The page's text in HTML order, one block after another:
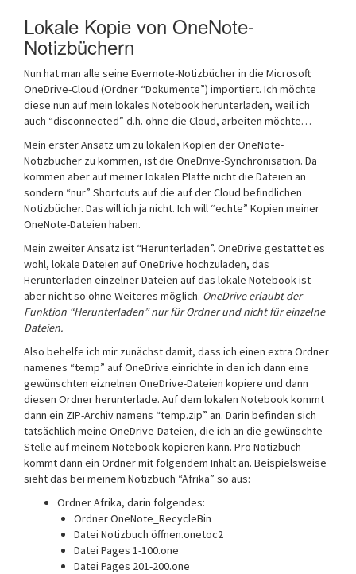
Lokale Kopie von OneNote-
Notizbüchern
Nun hat man alle seine Evernote-Notizbücher in die Microsoft
OneDrive-Cloud (Ordner “Dokumente”) importiert. Ich möchte
diese nun auf mein lokales Notebook herunterladen, weil ich
auch “disconnected” d.h. ohne die Cloud, arbeiten möchte…
Mein erster Ansatz um zu lokalen Kopien der OneNote-
Notizbücher zu kommen, ist die OneDrive-Synchronisation. Da
kommen aber auf meiner lokalen Platte nicht die Dateien an
sondern “nur” Shortcuts auf die auf der Cloud befindlichen
Notizbücher. Das will ich ja nicht. Ich will “echte” Kopien meiner
OneNote-Dateien haben.
Mein zweiter Ansatz ist “Herunterladen”. OneDrive gestattet es
wohl, lokale Dateien auf OneDrive hochzuladen, das
Herunterladen einzelner Dateien auf das lokale Notebook ist
aber nicht so ohne Weiteres möglich. OneDrive erlaubt der
Funktion “Herunterladen” nur für Ordner und nicht für einzelne
Dateien.
Also behelfe ich mir zunächst damit, dass ich einen extra Ordner
namenes “temp” auf OneDrive einrichte in den ich dann eine
gewünschten eiznelnen OneDrive-Dateien kopiere und dann
diesen Ordner herunterlade. Auf dem lokalen Notebook kommt
dann ein ZIP-Archiv namens “temp.zip” an. Darin befinden sich
tatsächlich meine OneDrive-Dateien, die ich an die gewünschte
Stelle auf meinem Notebook kopieren kann. Pro Notizbuch
kommt dann ein Ordner mit folgendem Inhalt an. Beispielsweise
sieht das bei meinem Notizbuch “Afrika” so aus:
Ordner Afrika, darin folgendes:
Ordner OneNote_RecycleBin
Datei Notizbuch öffnen.onetoc2
Datei Pages 1-100.one
Datei Pages 201-200.one